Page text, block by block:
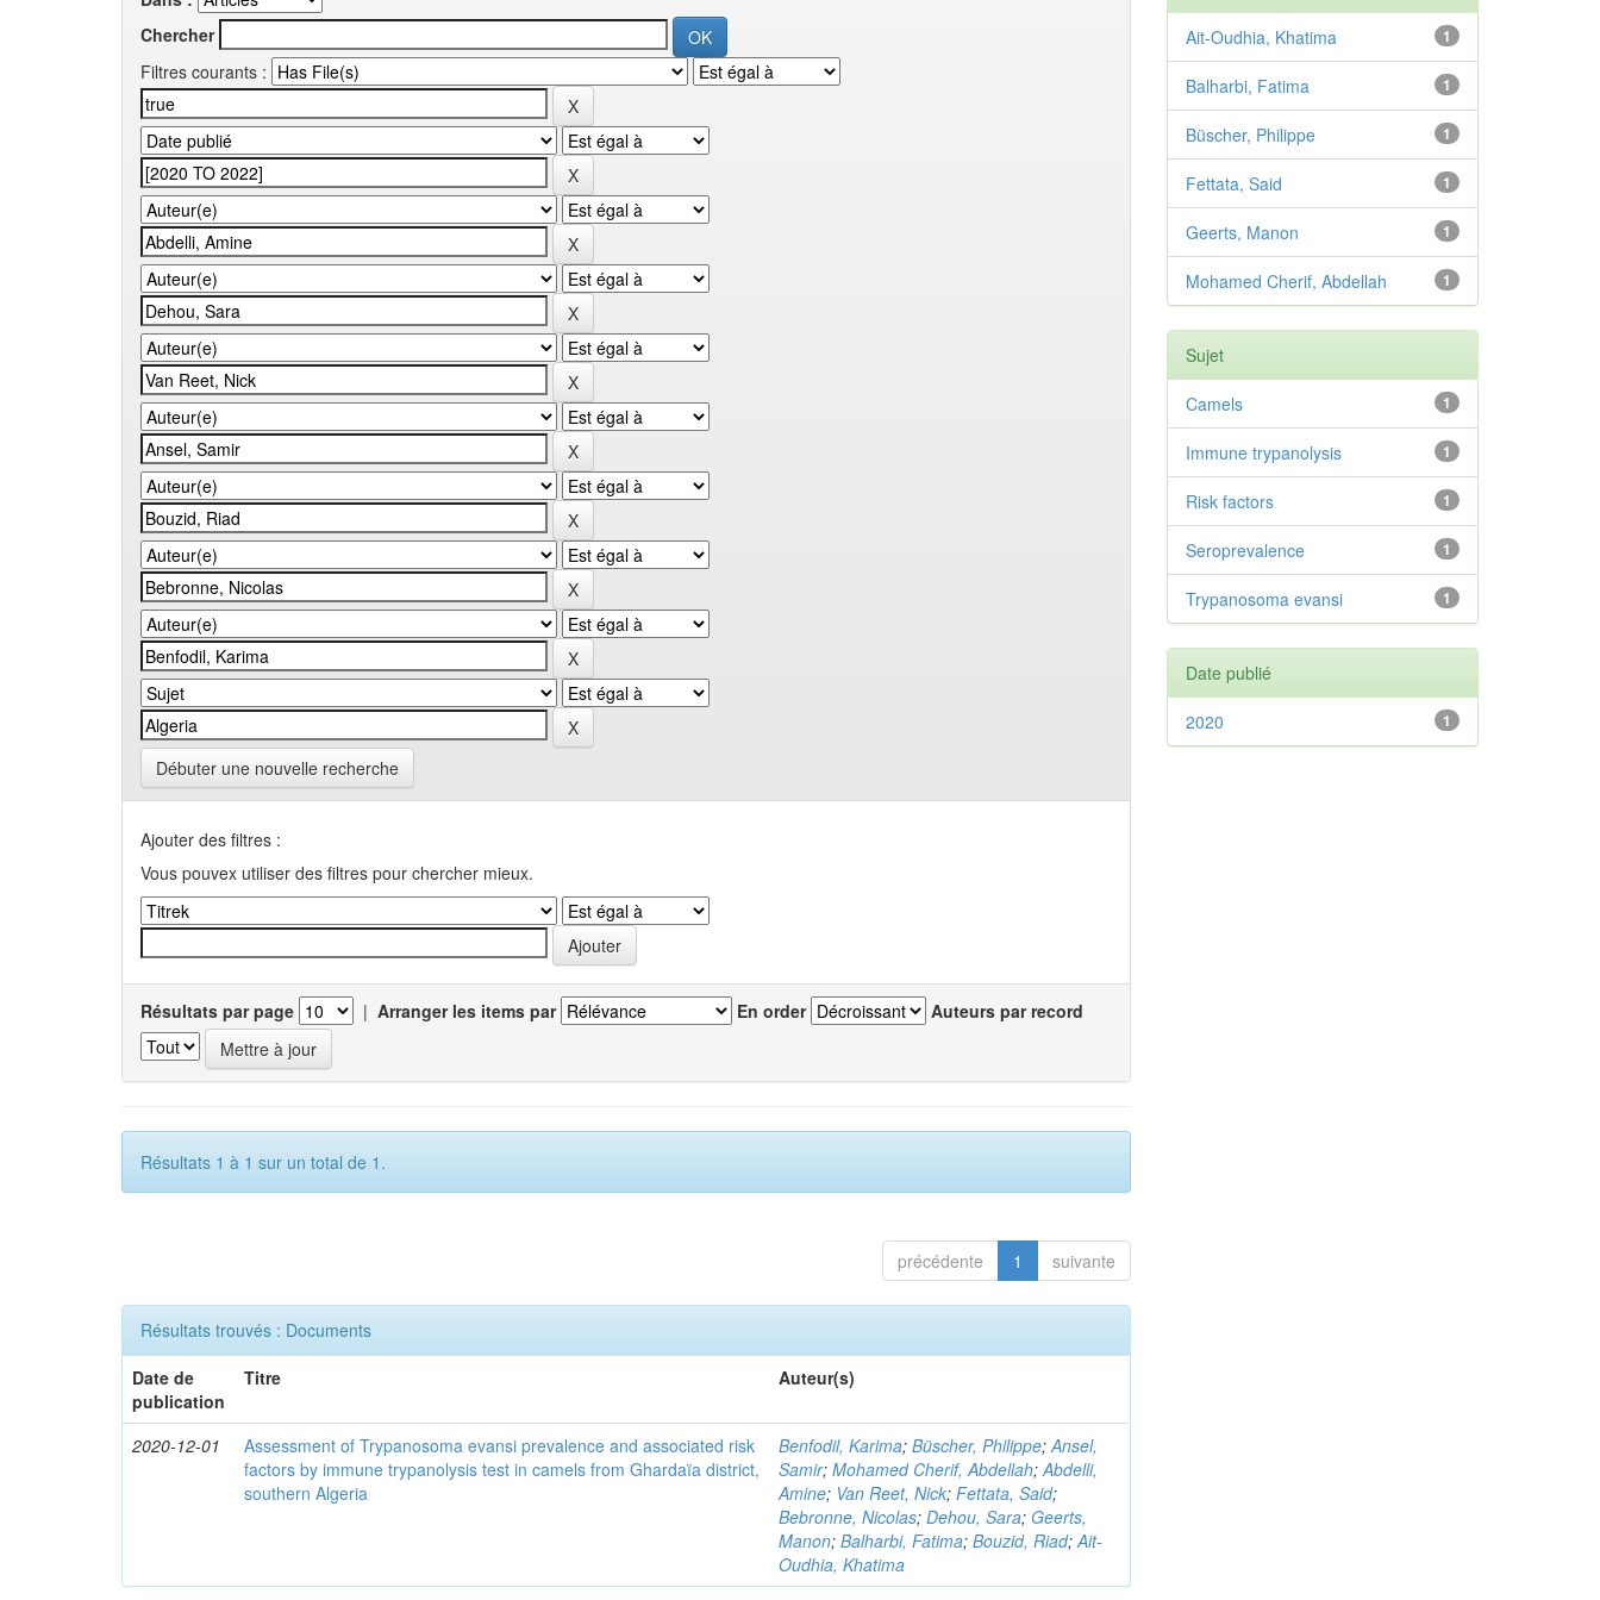
Chercher
Filtres courants :
Débuter une nouvelle recherche
Ajouter des filtres :
Vous pouvex utiliser des filtres pour chercher mieux.
Résultats par page | Arranger les items par En order Auteurs par record
Résultats 1 à 1 sur un total de 1.
précédente 1 suivante
Résultats trouvés : Documents
Date de
publication
Titre Auteur(s)
2020-12-01
Assessment of Trypanosoma evansi prevalence and associated risk
factors by immune trypanolysis test in camels from Ghardaïa district,
southern Algeria
Benfodil, Karima;Büscher, Philippe;Ansel,
Samir;Mohamed Cherif, Abdellah;Abdelli,
Amine; Van Reet, Nick;Fettata, Said;
Bebronne, Nicolas;Dehou, Sara; Geerts,
Manon;Balharbi, Fatima;Bouzid, Riad;Ait-
Oudhia, Khatima
1
Ait-Oudhia, Khatima
1
Balharbi, Fatima
1
Büscher, Philippe
1
Fettata, Said
1
Geerts, Manon
1
Mohamed Cherif, Abdellah
Sujet
1
Camels
1
Immune trypanolysis
1
Risk factors
1
Seroprevalence
1
Trypanosoma evansi
Date publié
1
2020